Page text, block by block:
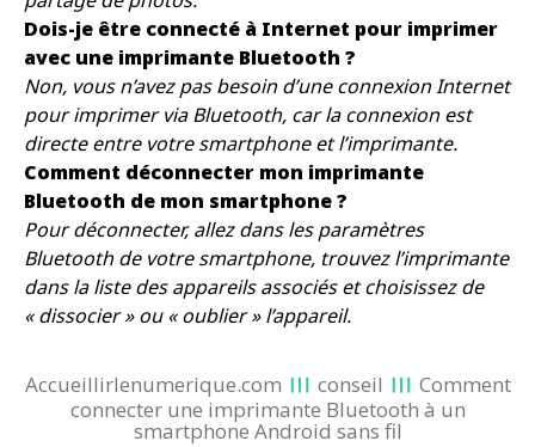
Dois-je être connecté à Internet pour imprimer
avec une imprimante Bluetooth ?
Non, vous n’avez pas besoin d’une connexion Internet
pour imprimer via Bluetooth, car la connexion est
directe entre votre smartphone et l’imprimante.
Comment déconnecter mon imprimante
Bluetooth de mon smartphone ?
Pour déconnecter, allez dans les paramètres
Bluetooth de votre smartphone, trouvez l’imprimante
dans la liste des appareils associés et choisissez de
« dissocier » ou « oublier » l’appareil.
Accueillirlenumerique.com conseil
Comment
connecter une imprimante Bluetooth à un
smartphone Android sans fil